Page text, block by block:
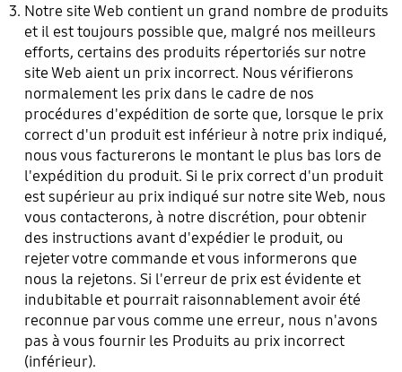
Notre site Web contient un grand nombre de produits
et il est toujours possible que, malgré nos meilleurs
efforts, certains des produits répertoriés sur notre
site Web aient un prix incorrect. Nous vérifierons
normalement les prix dans le cadre de nos
procédures d'expédition de sorte que, lorsque le prix
correct d'un produit est inférieur à notre prix indiqué,
nous vous facturerons le montant le plus bas lors de
l'expédition du produit. Si le prix correct d'un produit
est supérieur au prix indiqué sur notre site Web, nous
vous contacterons, à notre discrétion, pour obtenir
des instructions avant d'expédier le produit, ou
rejeter votre commande et vous informerons que
nous la rejetons. Si l'erreur de prix est évidente et
indubitable et pourrait raisonnablement avoir été
reconnue par vous comme une erreur, nous n'avons
pas à vous fournir les Produits au prix incorrect
(inférieur).